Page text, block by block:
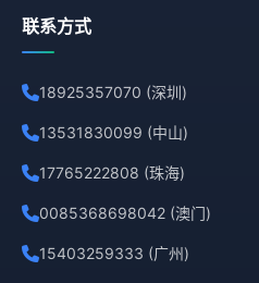
联系方式
18925357070 (深圳)
13531830099 (中山)
17765222808 (珠海)
0085368698042 (澳门)
15403259333 (广州)